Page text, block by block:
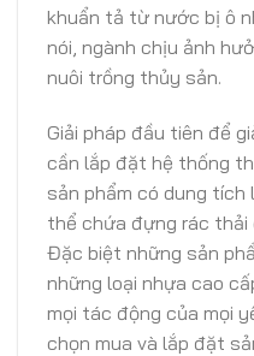
khuẩn tả từ nước bị ô
nói, ngành chịu ảnh
nuôi trồng thủy sản.
Giải pháp đầu tiên để
cần lắp đặt hệ thống
sản phẩm có dung tích
thể chứa đựng rác thải
Đặc biệt những sản
những loại nhựa cao
mọi tác động của mọi
chọn mua và lắp đặt